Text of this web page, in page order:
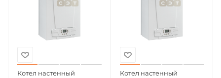
Котел настенный
Котел настенный